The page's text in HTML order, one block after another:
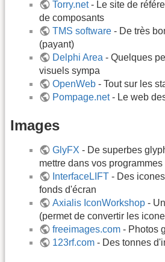
Torry.net- Le site de
de composants
TMS software - De très
(payant)
Delphi Area - Quelques
visuels sympa
OpenWeb - Tout sur les
Pompage.net- Le web
Images
GlyFX - De superbes
mettre dans vos programmes
InterfaceLIFT - Des
fonds d'écran
Axialis IconWorkshop -
(permet de convertir les
freeimages.com - Photos
123rf.com - Des tonnes